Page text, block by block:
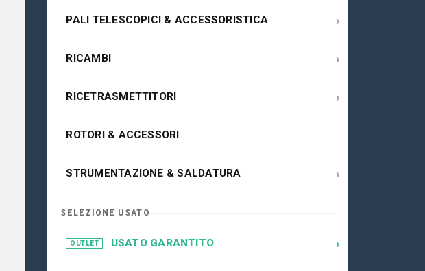
PALI TELESCOPICI & ACCESSORISTICA ›
RICAMBI ›
RICETRASMETTITORI ›
ROTORI & ACCESSORI
STRUMENTAZIONE & SALDATURA ›
SELEZIONE USATO
OUTLET USATO GARANTITO ›